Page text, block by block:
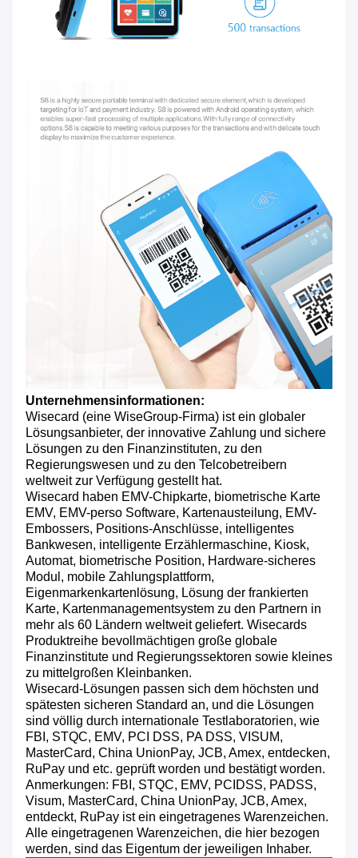
Unternehmensinformationen:
Wisecard (eine WiseGroup-Firma) ist ein globaler
Lösungsanbieter, der innovative Zahlung und sichere
Lösungen zu den Finanzinstituten, zu den
Regierungswesen und zu den Telcobetreibern
weltweit zur Verfügung gestellt hat.
Wisecard haben EMV-Chipkarte, biometrische Karte
EMV, EMV-perso Software, Kartenausteilung, EMV-
Embossers, Positions-Anschlüsse, intelligentes
Bankwesen, intelligente Erzählermaschine, Kiosk,
Automat, biometrische Position, Hardware-sicheres
Modul, mobile Zahlungsplattform,
Eigenmarkenkartenlösung, Lösung der frankierten
Karte, Kartenmanagementsystem zu den Partnern in
mehr als 60 Ländern weltweit geliefert. Wisecards
Produktreihe bevollmächtigen große globale
Finanzinstitute und Regierungssektoren sowie kleines
zu mittelgroßen Kleinbanken.
Wisecard-Lösungen passen sich dem höchsten und
spätesten sicheren Standard an, und die Lösungen
sind völlig durch internationale Testlaboratorien, wie
FBI, STQC, EMV, PCI DSS, PA DSS, VISUM,
MasterCard, China UnionPay, JCB, Amex, entdecken,
RuPay und etc. geprüft worden und bestätigt worden.
Anmerkungen: FBI, STQC, EMV, PCIDSS, PADSS,
Visum, MasterCard, China UnionPay, JCB, Amex,
entdeckt, RuPay ist ein eingetragenes Warenzeichen.
Alle eingetragenen Warenzeichen, die hier bezogen
werden, sind das Eigentum der jeweiligen Inhaber.